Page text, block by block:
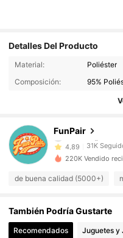
Detalles Del Producto
Material:
Poliéster
Composición:
95%
FunPair
31K
4,89 31K
4,89
4,89 31K
220K Vendido
de buena calidad (5000+)
También Podría Gustarte
Recomendados Juguetes y